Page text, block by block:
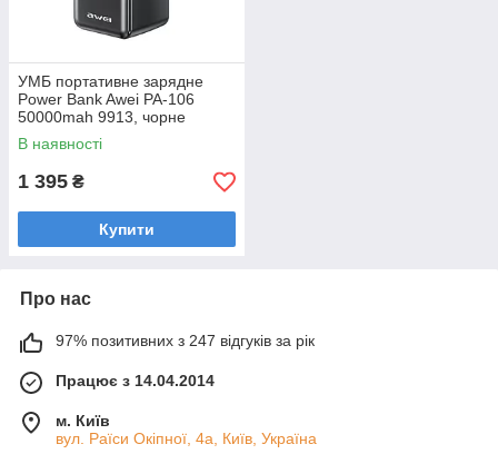
УМБ портативне зарядне
Power Bank Awei PA-106
50000mah 9913, чорне
В наявності
1 395 ₴
Купити
Про нас
97% позитивних з 247 відгуків за рік
Працює з 14.04.2014
м. Київ
вул. Раїси Окіпної, 4а, Київ, Україна